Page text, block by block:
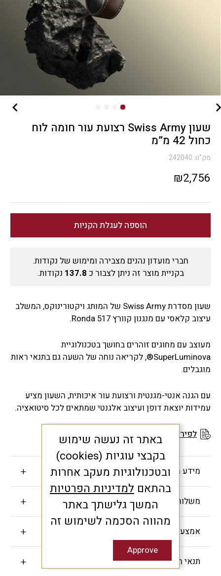
שעון Swiss Army רצועת עור חומה לוח
כחול 42 מ”מ
מק"ט: 242040
₪2,756
הוספה לעגלת הקניות
חברי מועדון נהנים מצבירה ומימוש של נקודות.
בקניית מוצר זה ניתן לצבור כ 137.8 נקודות.
שעון מסדרת Swiss Army של המותג ויקטורינוקס, המשלב
עיצוב קלאסי עם מנגנון קוורץ Ronda 517.
מעוצב עם מחוגים זוהרים בחושך בטכנולוגיית
SuperLuminova®, לקריאה נוחה של השעה גם בתנאי ראות
מוגבלים.
עם הגנה אנטי-מגנטית ורצועת עור איכותית, השעון מציע
עמידות יוצאת דופן ועיצוב אלגנטי שמתאים לכל סיטואציה.
לפירוט תנאי האחריות
מידע חשוב
משלוחים והחזרות
אמצעי תשלום
תנאי האחריות
באתר זה נעשה שימוש
בקבצי עוגיות (cookies)
ובטכנולוגיות מעקב אחרות
בהתאם למדיניות הפרטיות
המשך גלישתך באתר
מהווה הסכמה לשימוש זה
Approve